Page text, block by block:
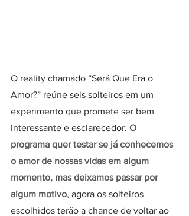
O reality chamado “Será Que Era o
Amor?” reúne seis solteiros em um
experimento que promete ser bem
interessante e esclarecedor. O
programa quer testar se já conhecemos
o amor de nossas vidas em algum
momento, mas deixamos passar por
algum motivo, agora os solteiros
escolhidos terão a chance de voltar ao